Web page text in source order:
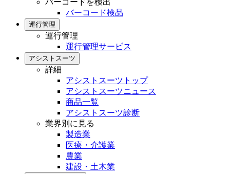
バーコードを検出
バーコード検品
運行管理
運行管理
運行管理サービス
アシストスーツ
詳細
アシストスーツトップ
アシストスーツニュース
商品一覧
アシストスーツ診断
業界別に見る
製造業
医療・介護業
農業
建設・土木業